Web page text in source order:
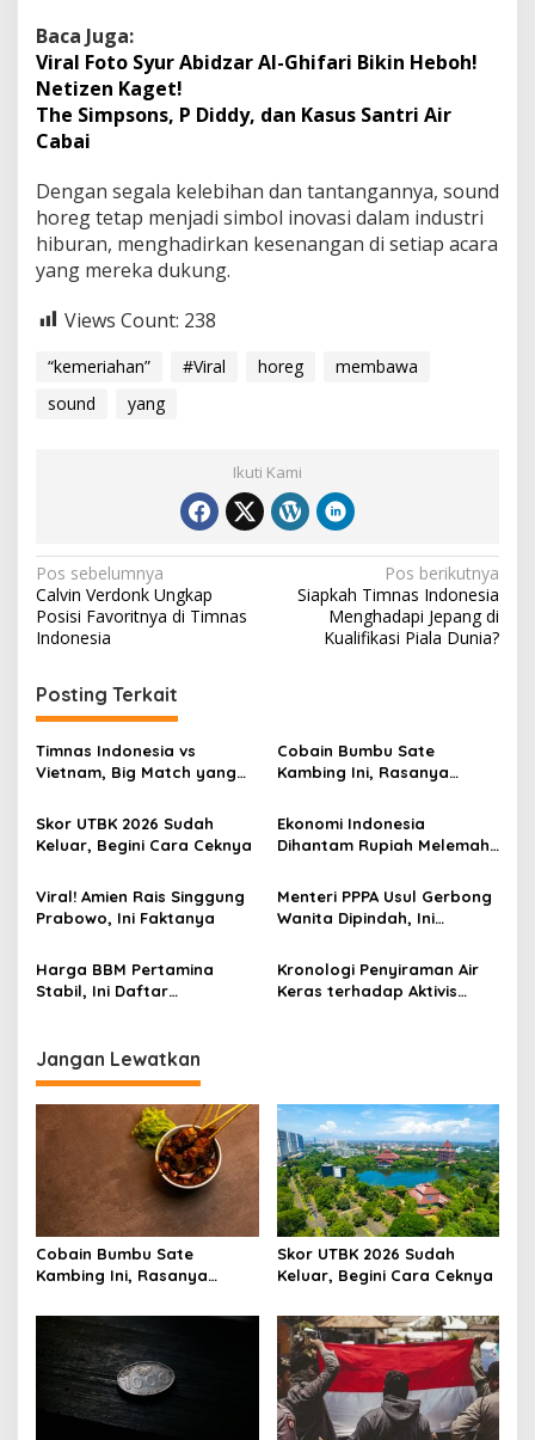
Baca Juga:
Viral Foto Syur Abidzar Al-Ghifari Bikin Heboh!
Netizen Kaget!
The Simpsons, P Diddy, dan Kasus Santri Air
Cabai
Dengan segala kelebihan dan tantangannya, sound
horeg tetap menjadi simbol inovasi dalam industri
hiburan, menghadirkan kesenangan di setiap acara
yang mereka dukung.
Views Count: 238
“kemeriahan” #Viral horeg
membawa
sound
yang
Ikuti Kami
Navigasi
pos
Pos sebelumnya
Calvin Verdonk Ungkap
Posisi Favoritnya di Timnas
Indonesia
Pos berikutnya
Siapkah Timnas Indonesia
Menghadapi Jepang di
Kualifikasi Piala Dunia?
Posting Terkait
Timnas Indonesia vs
Vietnam, Big Match yang
Cobain Bumbu Sate
Kambing Ini, Rasanya
Skor UTBK 2026 Sudah
Keluar, Begini Cara Ceknya
Ekonomi Indonesia
Dihantam Rupiah Melemah,
Viral! Amien Rais Singgung
Prabowo, Ini Faktanya
Menteri PPPA Usul Gerbong
Wanita Dipindah, Ini
Harga BBM Pertamina
Stabil, Ini Daftar
Kronologi Penyiraman Air
Keras terhadap Aktivis
Jangan Lewatkan
Cobain Bumbu Sate
Kambing Ini, Rasanya
Skor UTBK 2026 Sudah
Keluar, Begini Cara Ceknya